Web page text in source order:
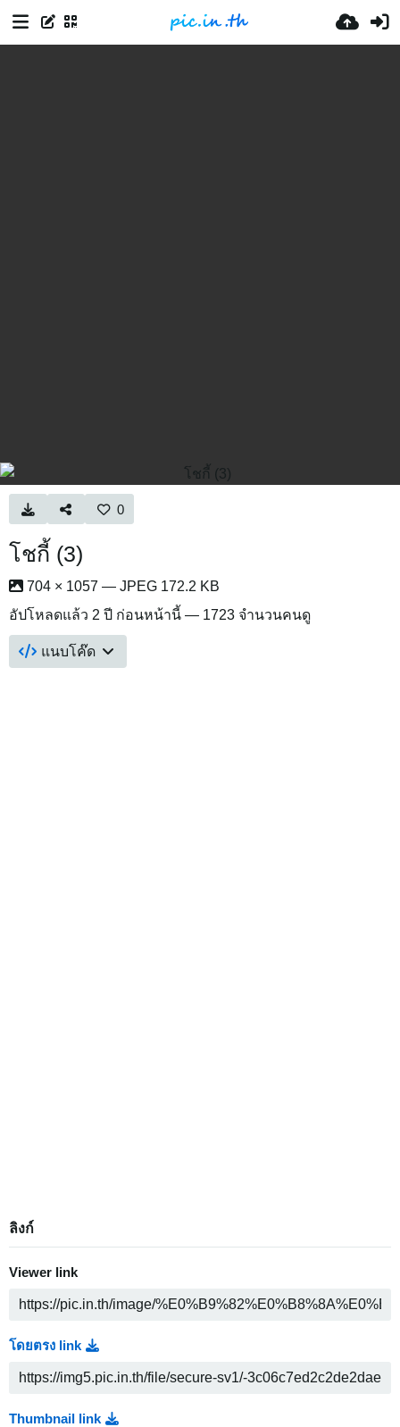
0
โชกี้ (3)
704 × 1057 — JPEG 172.2 KB
อัปโหลดแล้ว 2 ปี ก่อนหน้านี้ — 1723 จำนวนคนดู
แนบโค๊ด
ลิงก์
Viewer link
โดยตรง link
Thumbnail link